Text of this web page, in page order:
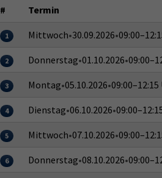
# Termin
1 Mittwoch•30.09.2026•
2 Donnerstag•01.10.2026•
3 Montag•05.10.2026•09:00–12:15
4 Dienstag•06.10.2026•
5 Mittwoch•07.10.2026•
6 Donnerstag•08.10.2026•